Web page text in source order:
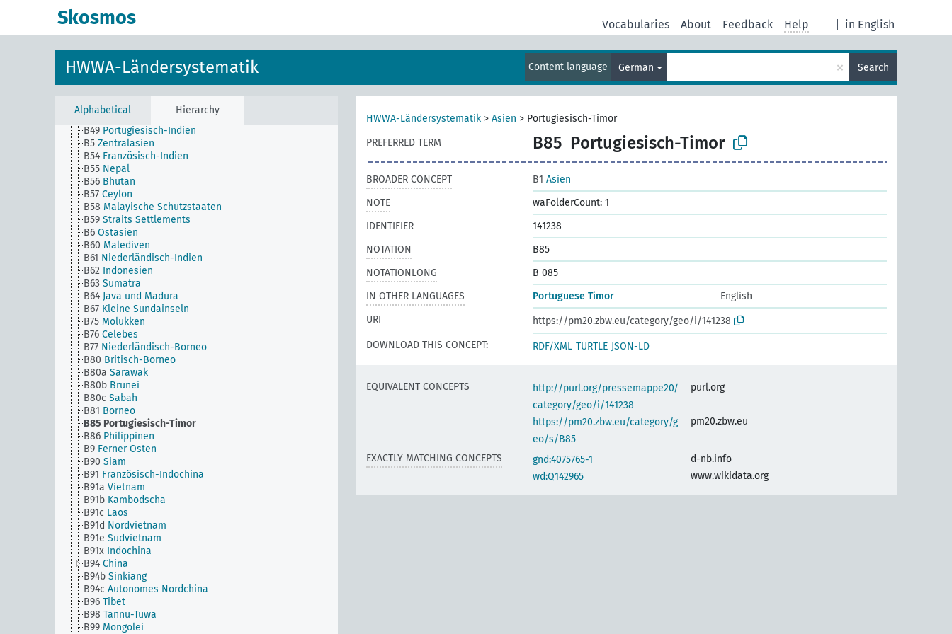
Skosmos in English
Vocabularies About Feedback Help
HWWA-Ländersystematik Content language German × Search
Alphabetical Hierarchy
B4 Malayischer Archipel
B42a Indien
B43 Birma
B44
B49 Portugiesisch-Indien
B5 Zentralasien
B54 Französisch-Indien
B55 Nepal
B56 Bhutan
B57 Ceylon
B58 Malayische Schutzstaaten
B59 Straits Settlements
B6 Ostasien
B60 Malediven
B61 Niederländisch-Indien
B62 Indonesien
B63 Sumatra
B64 Java und Madura
B67 Kleine Sundainseln
B75 Molukken
B76 Celebes
B77 Niederländisch-Borneo
B80 Britisch-Borneo
B80a Sarawak
B80b Brunei
B80c Sabah
B81 Borneo
B85 Portugiesisch-Timor
B86 Philippinen
B9 Ferner Osten
B90 Siam
B91 Französisch-Indochina
B91a Vietnam
B91b Kambodscha
B91c Laos
B91d Nordvietnam
B91e Südvietnam
B91x Indochina
B94 China
B94b Sinkiang
B94c Autonomes Nordchina
B96 Tibet
B98 Tannu-Tuwa
B99 Mongolei
HWWA-Ländersystematik > Asien > Portugiesisch-Timor
PREFERRED TERM
B85 Portugiesisch-Timor
BROADER CONCEPT B1 Asien
NOTE
waFolderCount: 1
IDENTIFIER
141238
NOTATION
B85
NOTATIONLONG
B 085
IN OTHER LANGUAGES
Portuguese Timor
English
URI
https://pm20.zbw.eu/category/geo/i/141238
DOWNLOAD THIS CONCEPT:
RDF/XML TURTLE JSON-LD
EQUIVALENT CONCEPTS
http://purl.org/pressemappe20/
category/geo/i/141238
purl.org
https://pm20.zbw.eu/category/g
eo/s/B85
pm20.zbw.eu
EXACTLY MATCHING CONCEPTS gnd:4075765-1
d-nb.info
wd:Q142965
www.wikidata.org